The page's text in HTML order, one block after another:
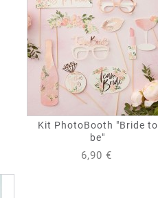
Kit PhotoBooth "Bride to
be"
6,90 €